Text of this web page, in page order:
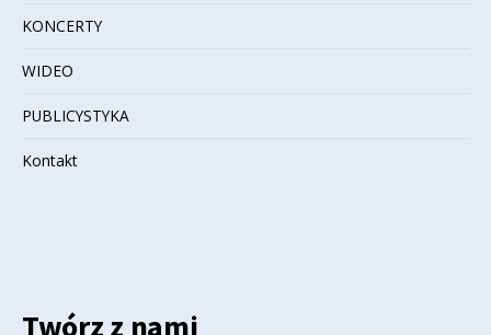
KONCERTY
WIDEO
PUBLICYSTYKA
Kontakt
Twórz z nami